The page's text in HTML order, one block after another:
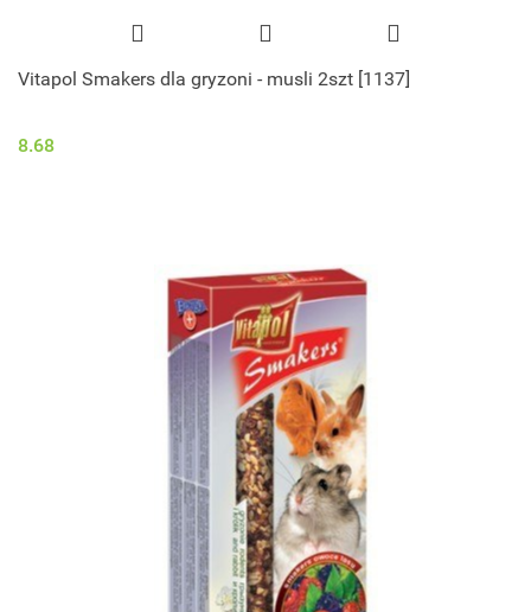
Vitapol Smakers dla gryzoni - musli 2szt [1137]
8.68